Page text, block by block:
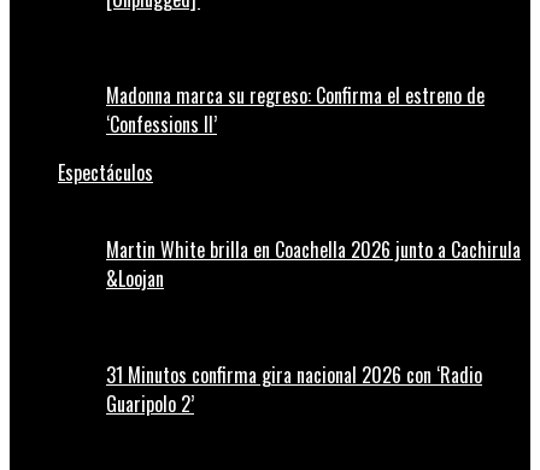
Madonna marca su regreso: Confirma el estreno de
‘Confessions II’
Espectáculos
Martin White brilla en Coachella 2026 junto a Cachirula
&Loojan
31 Minutos confirma gira nacional 2026 con ‘Radio
Guaripolo 2’